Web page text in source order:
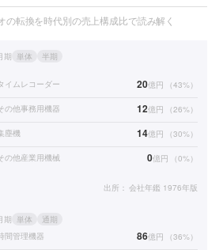
の転換を時代別の売上構成比で読み解く
期 単体 半期
イムレコーダー 20億円 （43%）
の他事務用機器 12億円 （26%）
塵機 14億円 （30%）
の他産業用機械 0億円 （0%）
出所： 会社年鑑 1976年版
期 単体
通期
間管理機器
86億円 （36%）